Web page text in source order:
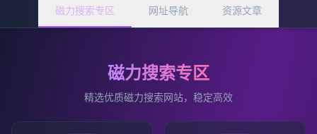
磁力搜索专区 网址导航 资源文章
磁力搜索专区
精选优质磁力搜索网站，稳定高效